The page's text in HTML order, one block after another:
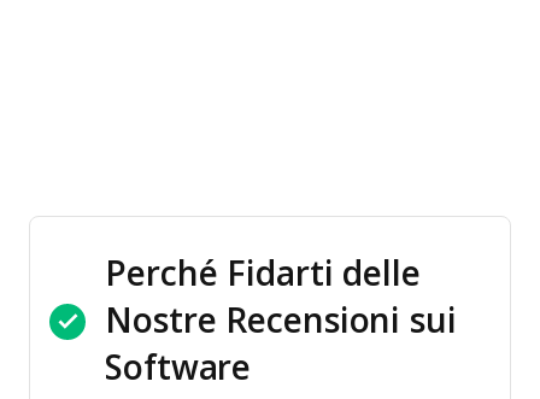
Perché Fidarti delle
Nostre Recensioni sui
Software